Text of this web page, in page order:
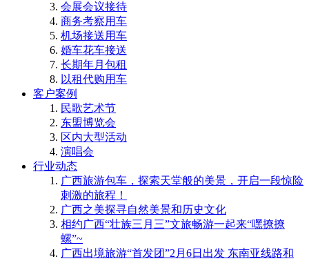
会展会议接待
商务考察用车
机场接送用车
婚车花车接送
长期年月包租
以租代购用车
客户案例
民歌艺术节
东盟博览会
区内大型活动
演唱会
行业动态
广西旅游包车，探索天堂般的美景，开启一段惊险
刺激的旅程！
广西之美探寻自然美景和历史文化
相约广西“壮族三月三”文旅畅游一起来“嘿撩撩
螺”~
广西出境旅游“首发团”2月6日出发 东南亚线路和